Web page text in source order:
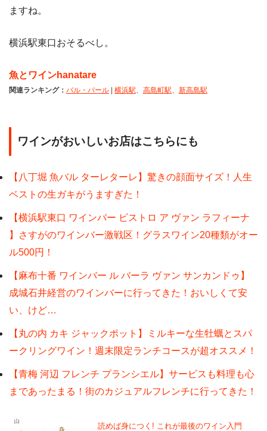
ますね。
横浜駅東口おそるべし。
魚とワインhanatare
関連ランキング： バル・バール 横浜駅、 高島町駅、 新高島駅
ワインがおいしいお店はこちらにも
【八丁堀 魚バル ターレターレ】驚きの顔面サイズ！人生
ベストの生ガキがうますぎた！
【横浜駅東口 ワインバー ビストロ ア ヴァン ラフィーナ
】さすがのワインバー激戦区！グラスワイン20種類がオー
ル500円！
【麻布十番 ワインバー ル バーラ ヴァン サンカンドゥ】
成城石井経営のワインバーに行ってきた！おいしくて安
い、けど…
【丸の内 カキ ジャックポット】ミルキーな生牡蠣とスパ
ークリングワイン！週末限定ランチコースが超オススメ！
【青梅 河辺 フレンチ プランシエル】サービスも料理も心
まであったまる！街のカジュアルフレンチに行ってきた！
読めば身につく! これが最後のワイン入門